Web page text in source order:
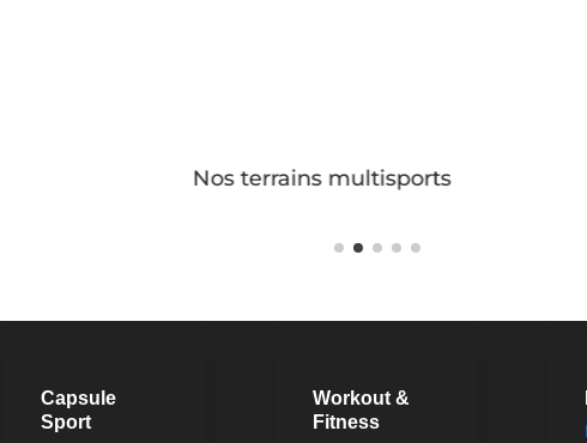
Nos terrains multisports
Capsule
Sport
Workout &
Fitness